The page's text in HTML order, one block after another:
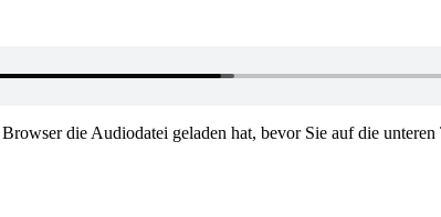
die Audiodatei geladen hat, bevor Sie auf die